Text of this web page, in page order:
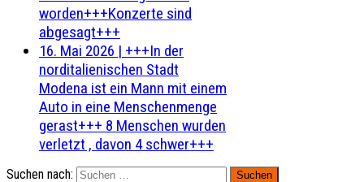
worden+++Konzerte sind
abgesagt+++
16. Mai 2026 | +++In der
norditalienischen Stadt
Modena ist ein Mann mit einem
Auto in eine Menschenmenge
gerast+++ 8 Menschen wurden
verletzt , davon 4 schwer+++
Suchen nach: